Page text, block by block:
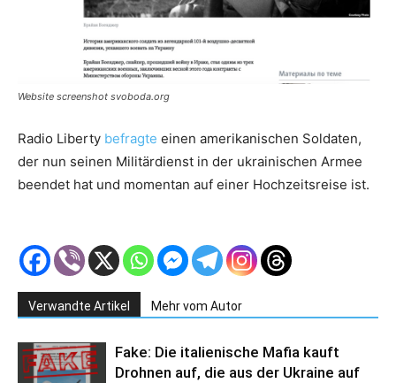
Website screenshot svoboda.org
Radio Liberty befragte einen amerikanischen Soldaten,
der nun seinen Militärdienst in der ukrainischen Armee
beendet hat und momentan auf einer Hochzeitsreise ist.
Verwandte Artikel Mehr vom Autor
Fake: Die italienische Mafia kauft
Drohnen auf, die aus der Ukraine auf